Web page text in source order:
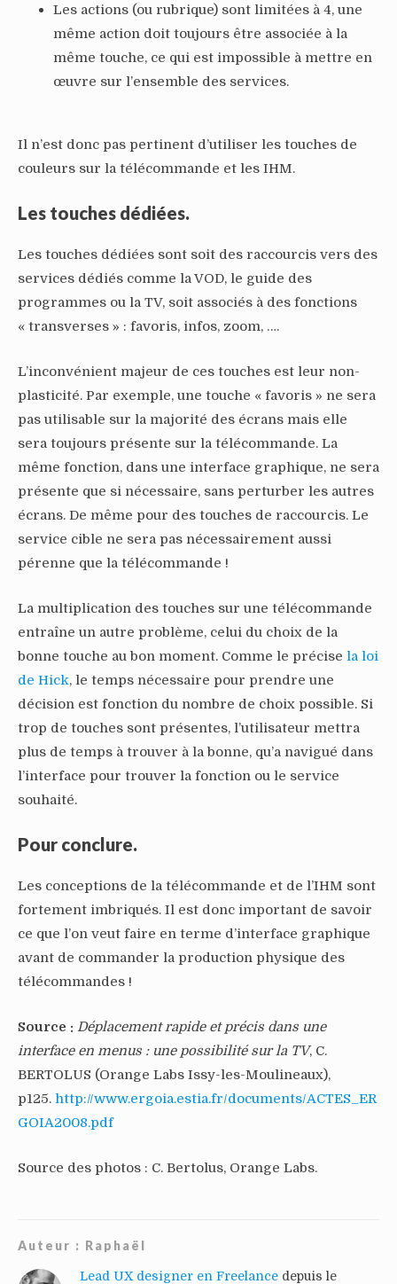
Les actions (ou rubrique) sont limitées à 4, une
même action doit toujours être associée à la
même touche, ce qui est impossible à mettre en
œuvre sur l’ensemble des services.
Il n’est donc pas pertinent d’utiliser les touches de
couleurs sur la télécommande et les IHM.
Les touches dédiées.
Les touches dédiées sont soit des raccourcis vers des
services dédiés comme la VOD, le guide des
programmes ou la TV, soit associés à des fonctions
« transverses » : favoris, infos, zoom, ….
L’inconvénient majeur de ces touches est leur non-
plasticité. Par exemple, une touche « favoris » ne sera
pas utilisable sur la majorité des écrans mais elle
sera toujours présente sur la télécommande. La
même fonction, dans une interface graphique, ne sera
présente que si nécessaire, sans perturber les autres
écrans. De même pour des touches de raccourcis. Le
service cible ne sera pas nécessairement aussi
pérenne que la télécommande !
La multiplication des touches sur une télécommande
entraîne un autre problème, celui du choix de la
bonne touche au bon moment. Comme le précise la loi
de Hick, le temps nécessaire pour prendre une
décision est fonction du nombre de choix possible. Si
trop de touches sont présentes, l’utilisateur mettra
plus de temps à trouver à la bonne, qu’a navigué dans
l’interface pour trouver la fonction ou le service
souhaité.
Pour conclure.
Les conceptions de la télécommande et de l’IHM sont
fortement imbriqués. Il est donc important de savoir
ce que l’on veut faire en terme d’interface graphique
avant de commander la production physique des
télécommandes !
Source : Déplacement rapide et précis dans une
interface en menus : une possibilité sur la TV, C.
BERTOLUS (Orange Labs Issy-les-Moulineaux),
p125. http://www.ergoia.estia.fr/documents/ACTES_ER
GOIA2008.pdf
Source des photos : C. Bertolus, Orange Labs.
Auteur : Raphaël
Lead UX designer en Freelance depuis le